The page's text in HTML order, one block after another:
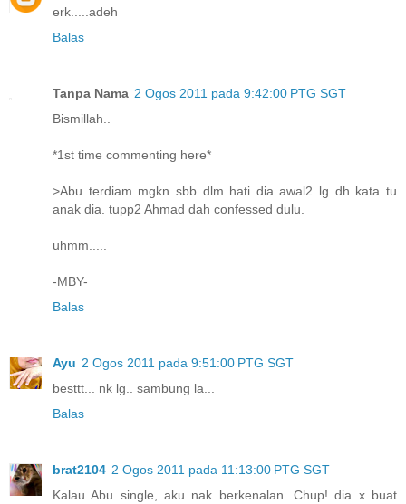
erk.....adeh
Balas
Tanpa Nama 2 Ogos 2011 pada 9:42:00 PTG SGT
Bismillah..
*1st time commenting here*
>Abu terdiam mgkn sbb dlm hati dia awal2 lg dh kata tu
anak dia. tupp2 Ahmad dah confessed dulu.
uhmm.....
-MBY-
Balas
Ayu 2 Ogos 2011 pada 9:51:00 PTG SGT
besttt... nk lg.. sambung la...
Balas
brat2104 2 Ogos 2011 pada 11:13:00 PTG SGT
Kalau Abu single, aku nak berkenalan. Chup! dia x buat